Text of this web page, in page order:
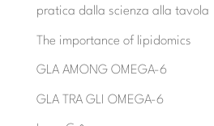
pratica dalla scienza alla tavola
The importance of lipidomics
GLA AMONG OMEGA-6
GLA TRA GLI OMEGA-6